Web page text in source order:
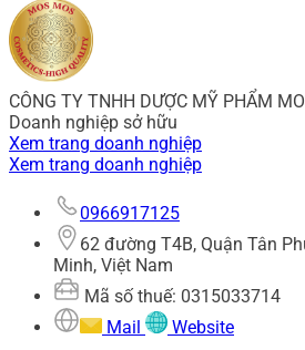
CÔNG TY TNHH DƯỢC MỸ PHẨM
Doanh nghiệp sở hữu
Xem trang doanh nghiệp
Xem trang doanh nghiệp
0966917125
62 đường T4B, Quận Tân
Minh, Việt Nam
Mã số thuế: 0315033714
Mail
Website